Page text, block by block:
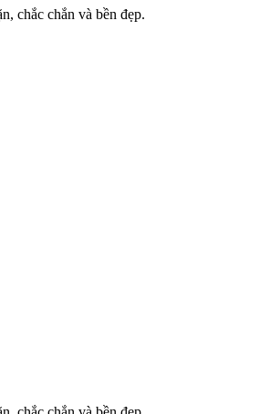
chắc chắn và bền đẹp.